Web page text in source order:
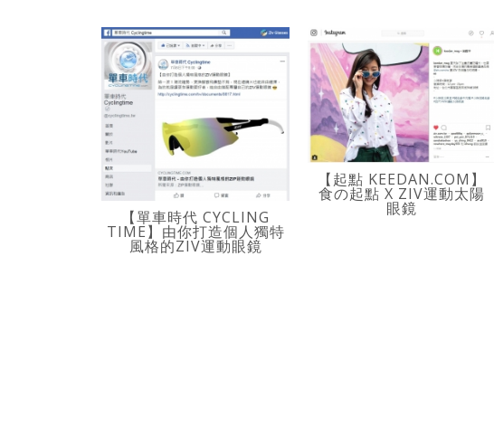
【單車時代 CYCLING
TIME】由你打造個人獨特
風格的ZIV運動眼鏡
【起點 KEEDAN.COM】
食の起點 X ZIV運動太陽
眼鏡